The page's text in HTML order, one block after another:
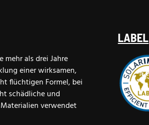
mehr als drei Jahre
einer wirksamen,
flüchtigen Formel, bei
schädliche und
verwendet
LABEL